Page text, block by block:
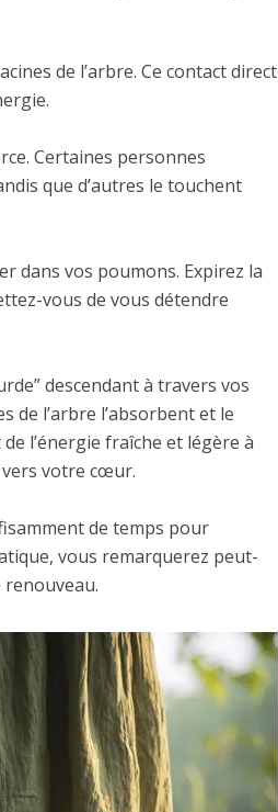
de l’arbre. Ce contact direct
Certaines personnes
que d’autres le touchent
dans vos poumons. Expirez la
vous de vous détendre
descendant à travers vos
de l’arbre l’absorbent et le
l’énergie fraîche et légère à
votre cœur.
de temps pour
vous remarquerez peut-